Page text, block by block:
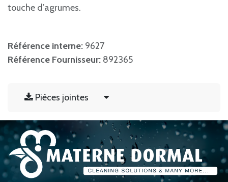
touche d’agrumes.
Référence interne: 9627
Référence Fournisseur: 892365
Pièces jointes